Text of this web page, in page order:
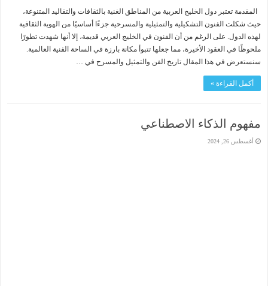
المقدمة تعتبر دول الخليج العربية من المناطق الغنية بالثقافات والتقاليد المتنوعة،
حيث شكلت الفنون التشكيلية والتمثيلية والمسرحية جزءًا أساسيًا من الهوية الثقافية
لهذه الدول. على الرغم من أن الفنون في الخليج العربي قديمة، إلا أنها شهدت تطورًا
ملحوظًا في العقود الأخيرة، مما جعلها تتبوأ مكانة بارزة في الساحة الفنية العالمية.
سنستعرض في هذا المقال تاريخ الفن والتمثيل والمسرح في …
أكمل القراءة »
مفهوم الذكاء الاصطناعي
أغسطس 26, 2024